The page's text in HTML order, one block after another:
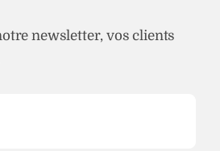
newsletter, vos clients